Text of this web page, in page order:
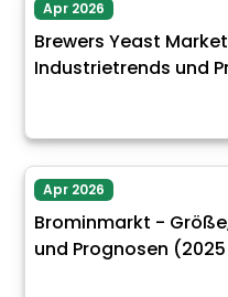
Apr 2026
Brewers Yeast
Industrietrends und
Apr 2026
Brominmarkt -
und Prognosen